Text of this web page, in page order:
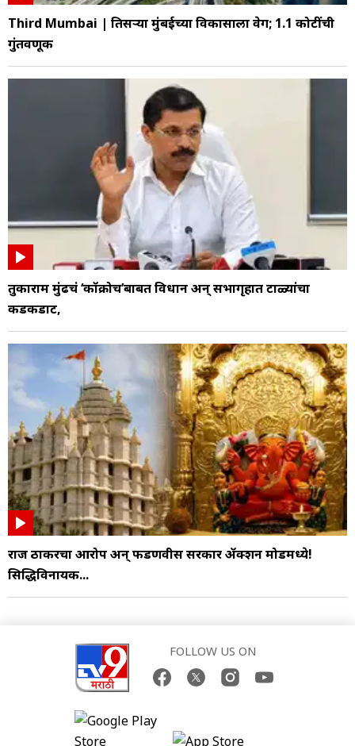
Third Mumbai | तिसऱ्या मुंबईच्या विकासाला वेग; 1.1 कोटींची
गुंतवणूक
तुकाराम मुंढेंचं ‘कॉक्रोच’बाबत विधान अन् सभागृहात टाळ्यांचा
कडकडाट,
राज ठाकरेंचा आरोप अन् फडणवीस सरकार ॲक्शन मोडमध्ये!
सिद्धिविनायक...
FOLLOW US ON